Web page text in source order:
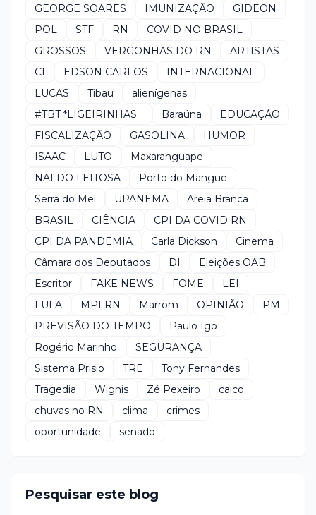
GEORGE SOARES
IMUNIZAÇÃO
GIDEON
POL
STF RN
COVID NO BRASIL
GROSSOS
VERGONHAS DO RN
ARTISTAS
CI
EDSON CARLOS
INTERNACIONAL
LUCAS
Tibau
alienígenas
#TBT *LIGEIRINHAS...
Baraúna
EDUCAÇÃO
FISCALIZAÇÃO
GASOLINA
HUMOR
ISAAC
LUTO
Maxaranguape
NALDO FEITOSA
Porto do Mangue
Serra do Mel
UPANEMA
Areia Branca
BRASIL
CIÊNCIA
CPI DA COVID RN
CPI DA PANDEMIA
Carla Dickson
Cinema
Câmara dos Deputados
DI
Eleições OAB
Escritor
FAKE NEWS FOME
LEI
LULA
MPFRN Marrom OPINIÃO
PM
PREVISÃO DO TEMPO
Paulo Igo
Rogério Marinho
SEGURANÇA
Sistema Prisio
TRE
Tony Fernandes
Tragedia
Wignis Zé Pexeiro
caico
chuvas no RN
clima
crimes
oportunidade
senado
Pesquisar este blog